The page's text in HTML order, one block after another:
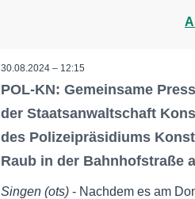
30.08.2024 – 12:15
POL-KN: Gemeinsame
der Staatsanwaltschaft
des Polizeipräsidiums
Raub in der Bahnhofstraße
Singen (ots) - Nachdem es am